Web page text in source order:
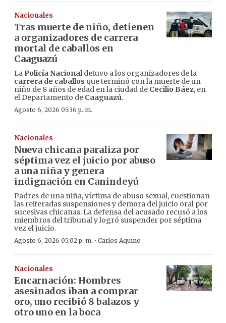
Nacionales
Tras muerte de niño, detienen
a organizadores de carrera
mortal de caballos en
Caaguazú
La Policía Nacionaldetuvo a los organizadores de la
carrera de caballos que terminó con la muerte de un
niño de 8 años de edad en la ciudad de Cecilio Báez, en
el Departamento de Caaguazú.
Agosto 6, 2026 05:36 p. m.
Nacionales
Nueva chicana paraliza por
séptima vez el juicio por abuso
a una niña y genera
indignación en Canindeyú
Padres de una niña, víctima de abuso sexual, cuestionan
las reiteradas suspensiones y demora del juicio oral por
sucesivas chicanas. La defensa del acusado recusó a los
miembros del tribunal y logró suspender por séptima
vez el juicio.
Agosto 6, 2026 05:02 p. m. · Carlos Aquino
Nacionales
Encarnación: Hombres
asesinados iban a comprar
oro, uno recibió 8 balazos y
otro uno en la boca